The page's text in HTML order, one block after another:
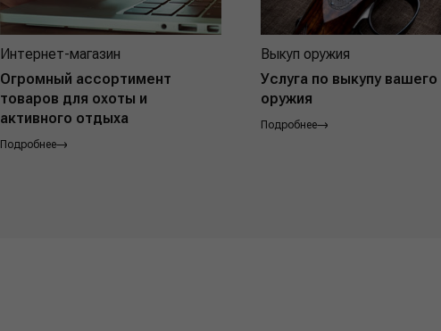
Интернет-магазин
Огромный ассортимент
товаров для охоты и
активного отдыха
Подробнее
Выкуп оружия
Услуга по выкупу вашего
оружия
Подробнее